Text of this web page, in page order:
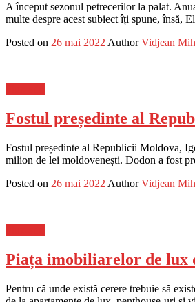
A început sezonul petrecerilor la palat.
multe despre acest subiect îți spune, însă,
Posted on 26 mai 2022Author Vidjean
Fostul președinte al
Fostul președinte al Republicii Moldova,
milion de lei moldovenești. Dodon a fost
Posted on 26 mai 2022 Author Vidjean
Piața imobiliarelor de lux
Pentru că unde există cerere trebuie să